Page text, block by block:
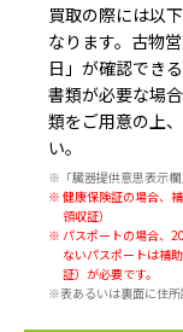
買取の際には以
なります。古物
日」が確認でき
書類が必要な場
類をご用意の上
い。
※「臓器提供意思表示欄
※ 健康保険証の場合、
領収証）
※ パスポートの場合、
ないパスポートは補
証）が必要です。
※表あるいは裏面に住所